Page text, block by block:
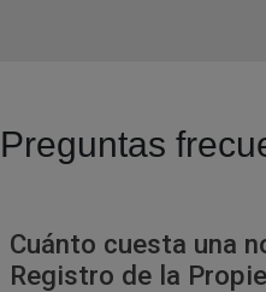
Preguntas
Cuánto cuesta una
Registro de la